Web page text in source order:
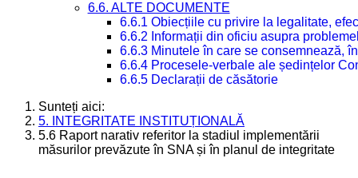
6.6. ALTE DOCUMENTE
6.6.1 Obiecțiile cu privire la legalitate,
6.6.2 Informații din oficiu asupra
6.6.3 Minutele în care se consemnează,
6.6.4 Procesele-verbale ale ședințelor
6.6.5 Declarații de căsătorie
Sunteți aici:
5. INTEGRITATE INSTITUȚIONALĂ
5.6 Raport narativ referitor la stadiul implementării
măsurilor prevăzute în SNA și în planul de integritate